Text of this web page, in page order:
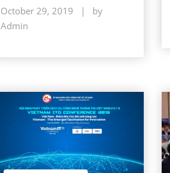
October 29, 2019 |
by
Admin